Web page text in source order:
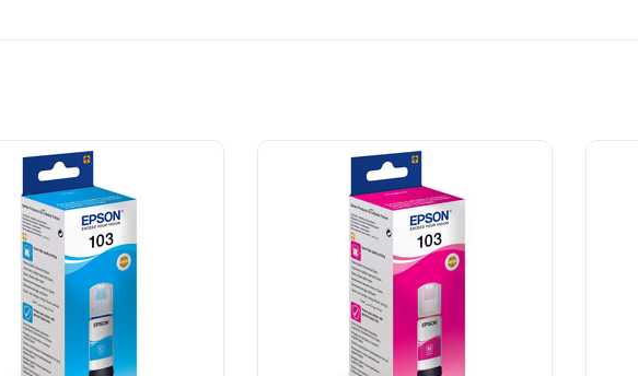
Colour, 69 Saniye her 10 x 15 cm fotoğraf için
(düz kağıt), 27 Saniye her 10 x 15 cm fotoğraf için (Epson Premium Parlak Fotoğraf Kağıdı)